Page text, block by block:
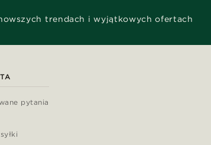
trendach i wyjątkowych ofertach
pytania